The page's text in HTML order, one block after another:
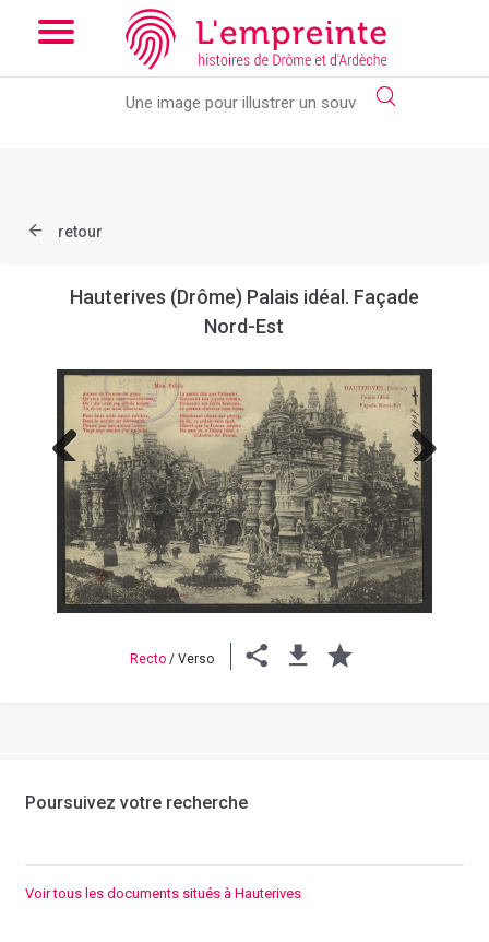
Array ( [slug] => document [ref] => B263626101_CP536 )
the new slick-theme.css if you want the default styling
retour
Hauterives (Drôme) Palais idéal. Façade
Nord-Est
Previous Next
Recto / Verso
Poursuivez votre recherche
Voir tous les documents situés à Hauterives